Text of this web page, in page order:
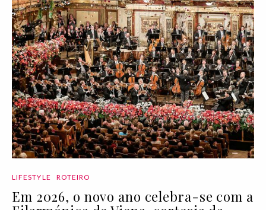
LIFESTYLE ROTEIRO
Em 2026, o novo ano celebra-se com a